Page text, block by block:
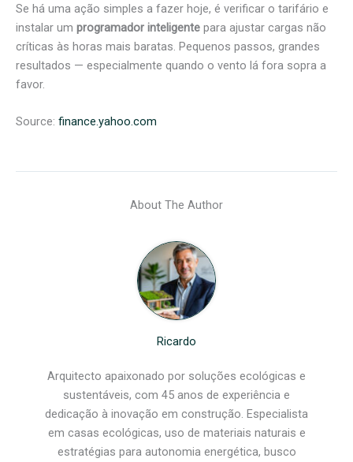
Se há uma ação simples a fazer hoje, é verificar o tarifário e
instalar um programador inteligente para ajustar cargas não
críticas às horas mais baratas. Pequenos passos, grandes
resultados — especialmente quando o vento lá fora sopra a
favor.
Source: finance.yahoo.com
About The Author
Ricardo
Arquitecto apaixonado por soluções ecológicas e
sustentáveis, com 45 anos de experiência e
dedicação à inovação em construção. Especialista
em casas ecológicas, uso de materiais naturais e
estratégias para autonomia energética, busco